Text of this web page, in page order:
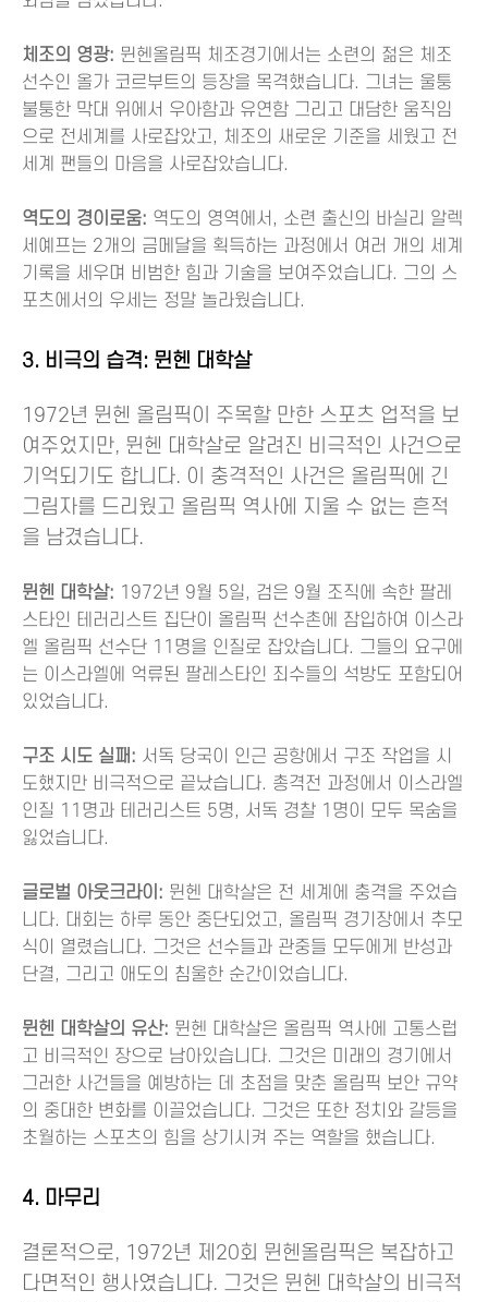
체조의 영광: 뮌헨올림픽 체조경기에서는 소련의 젊은 체조
선수인 올가 코르부트의 등장을 목격했습니다. 그녀는 울퉁
불퉁한 막대 위에서 우아함과 유연함 그리고 대담한 움직임
으로 전세계를 사로잡았고, 체조의 새로운 기준을 세웠고 전
세계 팬들의 마음을 사로잡았습니다.
역도의 경이로움: 역도의 영역에서, 소련 출신의 바실리 알렉
세예프는 2개의 금메달을 획득하는 과정에서 여러 개의 세계
기록을 세우며 비범한 힘과 기술을 보여주었습니다. 그의 스
포츠에서의 우세는 정말 놀라웠습니다.
3. 비극의 습격: 뮌헨 대학살
1972년 뮌헨 올림픽이 주목할 만한 스포츠 업적을 보
여주었지만, 뮌헨 대학살로 알려진 비극적인 사건으로
기억되기도 합니다. 이 충격적인 사건은 올림픽에 긴
그림자를 드리웠고 올림픽 역사에 지울 수 없는 흔적
을 남겼습니다.
뮌헨 대학살: 1972년 9월 5일, 검은 9월 조직에 속한 팔레
스타인 테러리스트 집단이 올림픽 선수촌에 잠입하여 이스라
엘 올림픽 선수단 11명을 인질로 잡았습니다. 그들의 요구에
는 이스라엘에 억류된 팔레스타인 죄수들의 석방도 포함되어
있었습니다.
구조 시도 실패: 서독 당국이 인근 공항에서 구조 작업을 시
도했지만 비극적으로 끝났습니다. 총격전 과정에서 이스라엘
인질 11명과 테러리스트 5명, 서독 경찰 1명이 모두 목숨을
잃었습니다.
글로벌 아웃크라이: 뮌헨 대학살은 전 세계에 충격을 주었습
니다. 대회는 하루 동안 중단되었고, 올림픽 경기장에서 추모
식이 열렸습니다. 그것은 선수들과 관중들 모두에게 반성과
단결, 그리고 애도의 침울한 순간이었습니다.
뮌헨 대학살의 유산: 뮌헨 대학살은 올림픽 역사에 고통스럽
고 비극적인 장으로 남아있습니다. 그것은 미래의 경기에서
그러한 사건들을 예방하는 데 초점을 맞춘 올림픽 보안 규약
의 중대한 변화를 이끌었습니다. 그것은 또한 정치와 갈등을
초월하는 스포츠의 힘을 상기시켜 주는 역할을 했습니다.
4. 마무리
결론적으로, 1972년 제20회 뮌헨올림픽은 복잡하고
다면적인 행사였습니다. 그것은 뮌헨 대학살의 비극적